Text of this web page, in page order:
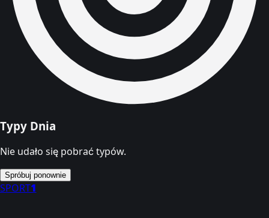
Typy Dnia
Nie udało się pobrać typów.
Spróbuj ponownie
SPORT1